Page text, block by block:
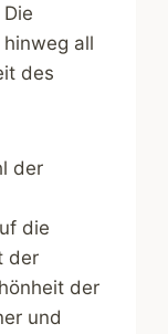
all
des
der
die
der
der
und